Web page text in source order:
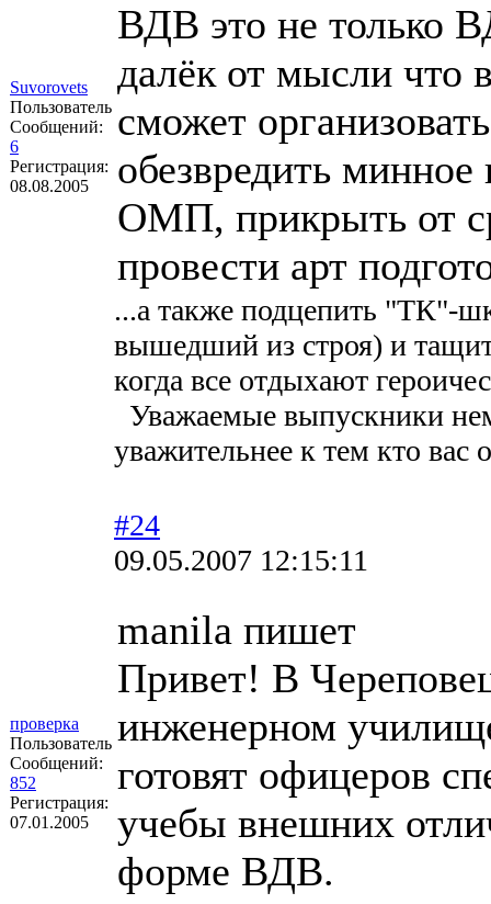
Suvorovets
Пользователь
Сообщений:
6
Регистрация:
08.08.2005
ВДВ это не только
далёк от мысли что
сможет
обезвредить
ОМП, прикрыть от
провести арт
...а также подцепить "ТК"-
вышедший из строя) и
когда все отдыхают
Уважаемые выпускники
уважительнее к тем кто вас
проверка
Пользователь
Сообщений:
852
Регистрация:
07.01.2005
#24
09.05.2007 12:15:11
manila пишет
Привет! В
инженерном
готовят офицеров
учебы внешних
форме ВДВ.